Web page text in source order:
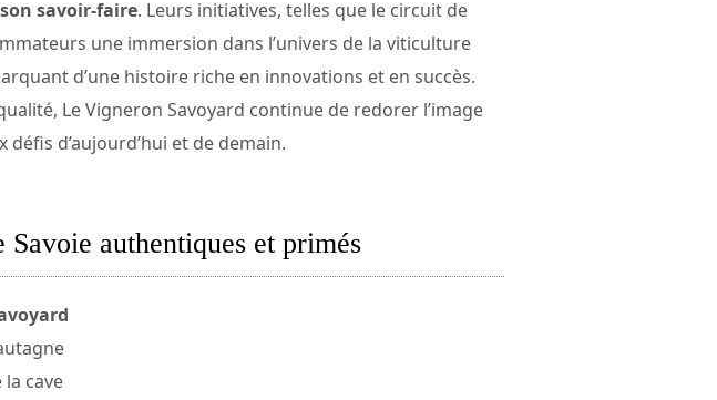
savoir-faire. Leurs initiatives, telles que le circuit de
une immersion dans l’univers de la viticulture
d’une histoire riche en innovations et en succès.
Le Vigneron Savoyard continue de redorer l’image
d’aujourd’hui et de demain.
authentiques et primés
la cave